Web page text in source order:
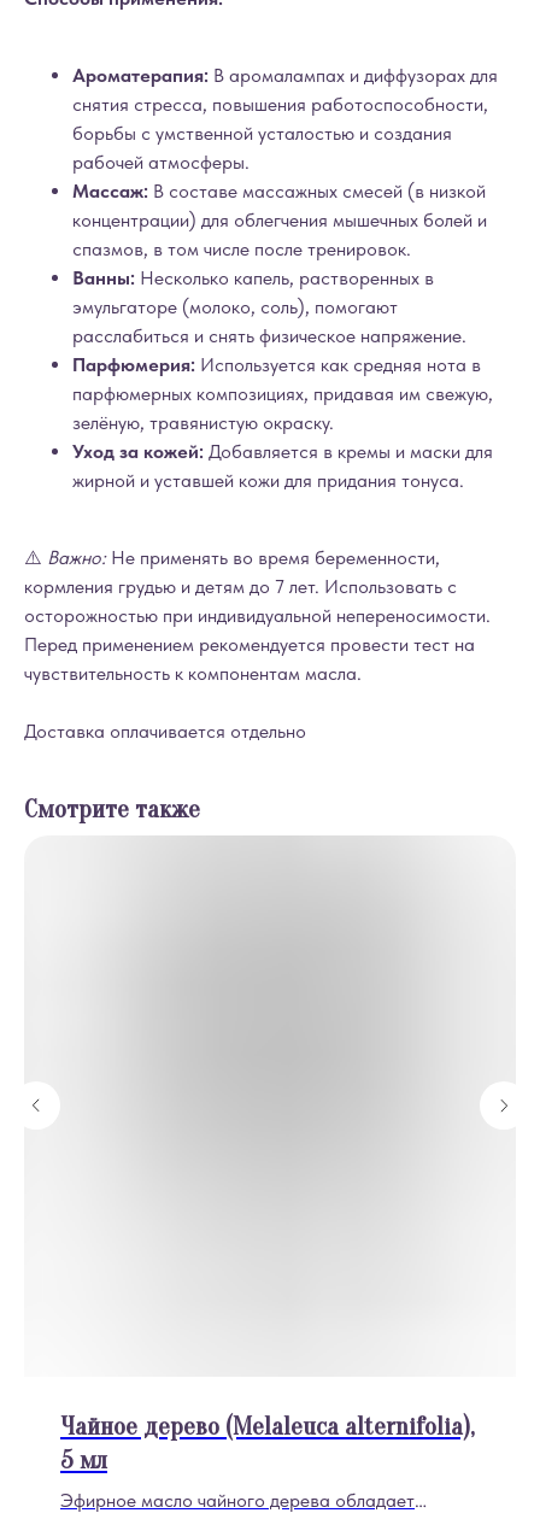
Ароматерапия: В аромалампах и диффузорах для
снятия стресса, повышения работоспособности,
борьбы с умственной усталостью и создания
рабочей атмосферы.
Массаж: В составе массажных смесей (в низкой
концентрации) для облегчения мышечных болей и
спазмов, в том числе после тренировок.
Ванны: Несколько капель, растворенных в
эмульгаторе (молоко, соль), помогают
расслабиться и снять физическое напряжение.
Парфюмерия: Используется как средняя нота в
парфюмерных композициях, придавая им свежую,
зелёную, травянистую окраску.
Уход за кожей: Добавляется в кремы и маски для
жирной и уставшей кожи для придания тонуса.
⚠️ Важно:Не применять во время беременности,
кормления грудью и детям до 7 лет. Использовать с
осторожностью при индивидуальной непереносимости.
Перед применением рекомендуется провести тест на
чувствительность к компонентам масла.
Доставка оплачивается отдельно
Смотрите также
Чайное дерево (Melaleuca alternifolia),
5 мл
Эфирное масло чайного дерева обладает